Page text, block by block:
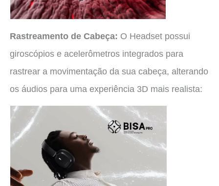
Rastreamento de Cabeça: O Headset possui
giroscópios e acelerômetros integrados para
rastrear a movimentação da sua cabeça, alterando
os áudios para uma experiência 3D mais realista: